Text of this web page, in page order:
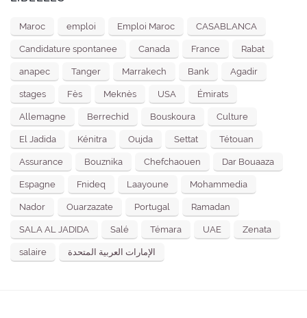
Maroc emploi Emploi Maroc CASABLANCA
Candidature spontanee Canada France Rabat
anapec Tanger Marrakech Bank Agadir
stages Fès Meknès USA Émirats
Allemagne Berrechid Bouskoura Culture
El Jadida Kénitra Oujda Settat Tétouan
Assurance Bouznika Chefchaouen Dar Bouaaza
Espagne Fnideq Laayoune Mohammedia
Nador Ouarzazate Portugal Ramadan
SALA AL JADIDA Salé Témara UAE Zenata
salaire الإمارات العربية المتحدة